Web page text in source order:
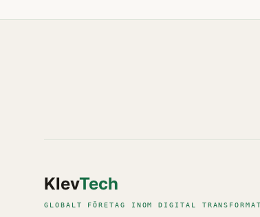
KlevTech
GLOBALT FÖRETAG INOM DIGITAL